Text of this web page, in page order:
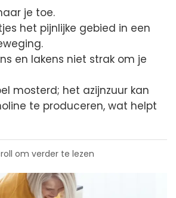
je toe.
het pijnlijke gebied in een
en lakens niet strak om je
mosterd; het azijnzuur kan
te produceren, wat helpt
om verder te lezen